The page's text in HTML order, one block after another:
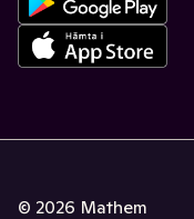
© 2026 Mathem